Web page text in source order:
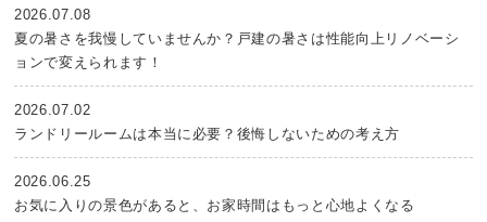
2026.07.08
夏の暑さを我慢していませんか？戸建の暑さは性能向上リノベーシ
ョンで変えられます！
2026.07.02
ランドリールームは本当に必要？後悔しないための考え方
2026.06.25
お気に入りの景色があると、お家時間はもっと心地よくなる